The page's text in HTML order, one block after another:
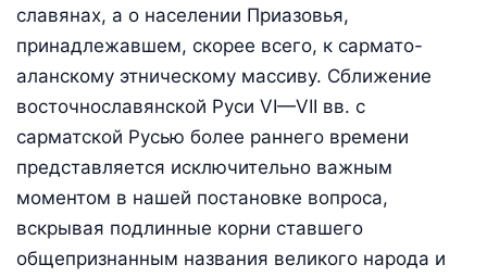
славянах, а о населении Приазовья,
принадлежавшем, скорее всего, к сармато-
аланскому этническому массиву. Сближение
восточнославянской Руси VI—VII вв. с
сарматской Русью более раннего времени
представляется исключительно важным
моментом в нашей постановке вопроса,
вскрывая подлинные корни ставшего
общепризнанным названия великого народа и